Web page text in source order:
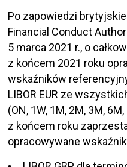
Po zapowiedzi
Financial Conduct
5 marca 2021 r., o
z końcem 2021 roku
wskaźników
LIBOR EUR ze
(ON, 1W, 1M, 2M, 3M,
z końcem roku
opracowywane